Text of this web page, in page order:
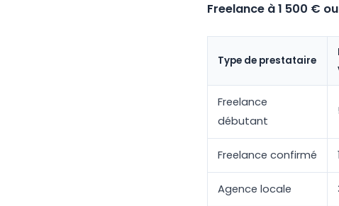
Freelance à 1 500 €
Type de prestataire
Freelance
débutant
Freelance confirmé
Agence locale